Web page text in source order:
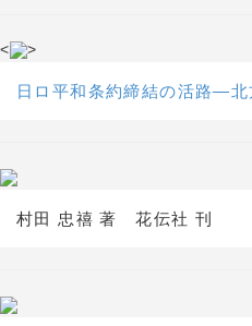
< >
日ロ平和条約締結の活路―北
村田 忠禧 著 花伝社 刊